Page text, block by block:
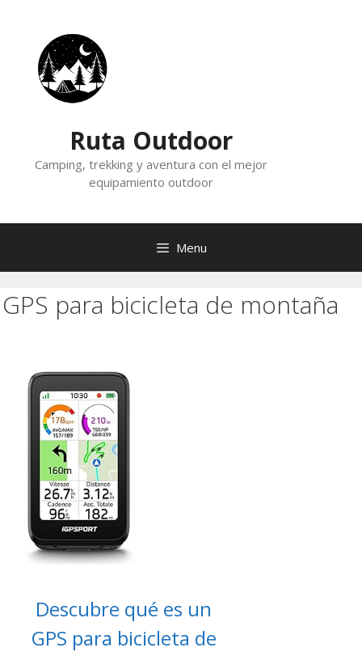
content
Ruta Outdoor
Camping, trekking y aventura con el mejor
equipamiento outdoor
Menu
GPS para bicicleta de montaña
Descubre qué es un
GPS para bicicleta de